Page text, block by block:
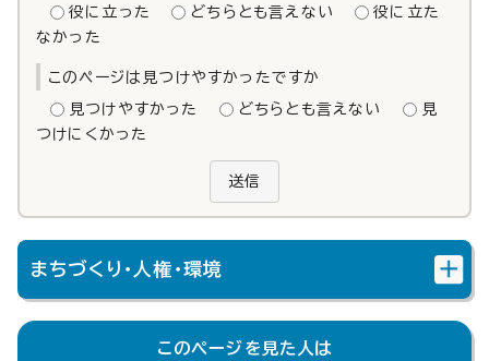
役に立った どちらとも言えない
役に立た
なかった
このページは見つけやすかったですか
見つけやすかった どちらとも言えない
見
つけにくかった
送信
まちづくり・人権・環境
このページを見た人は